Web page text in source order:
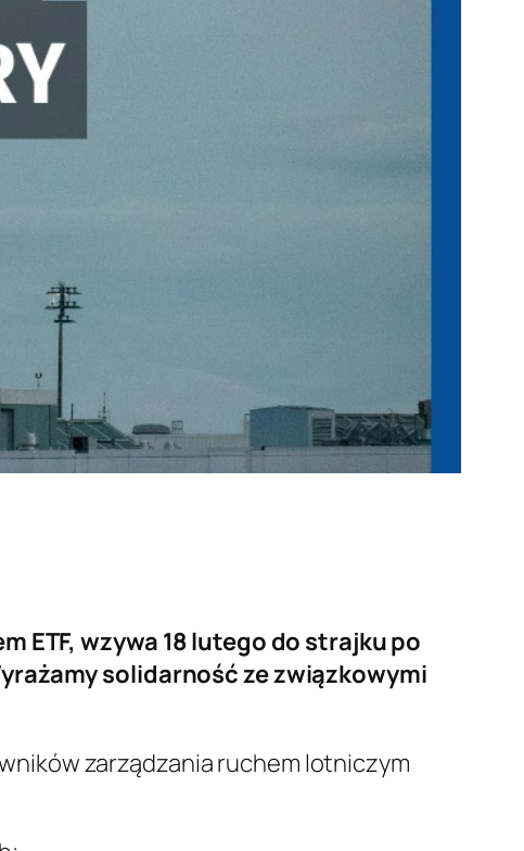
ETF, wzywa 18 lutego do strajku po
solidarność ze związkowymi
zarządzania ruchem lotniczym